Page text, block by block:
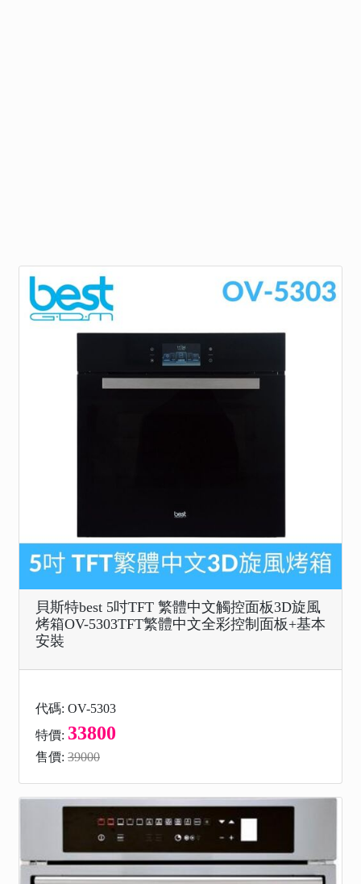
貝斯特best 5吋TFT 繁體中文觸控面板3D旋風
烤箱OV-5303TFT繁體中文全彩控制面板+基本
安裝
代碼: OV-5303
特價: 33800
售價: 39000